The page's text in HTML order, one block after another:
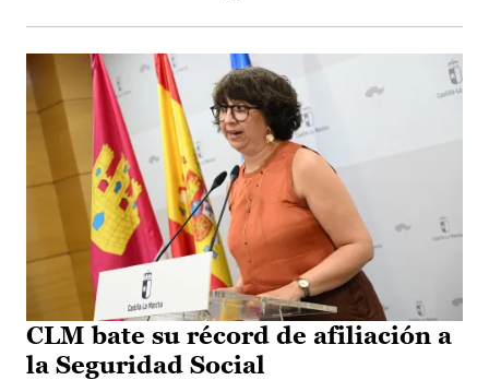
CLM bate su récord de afiliación a
la Seguridad Social